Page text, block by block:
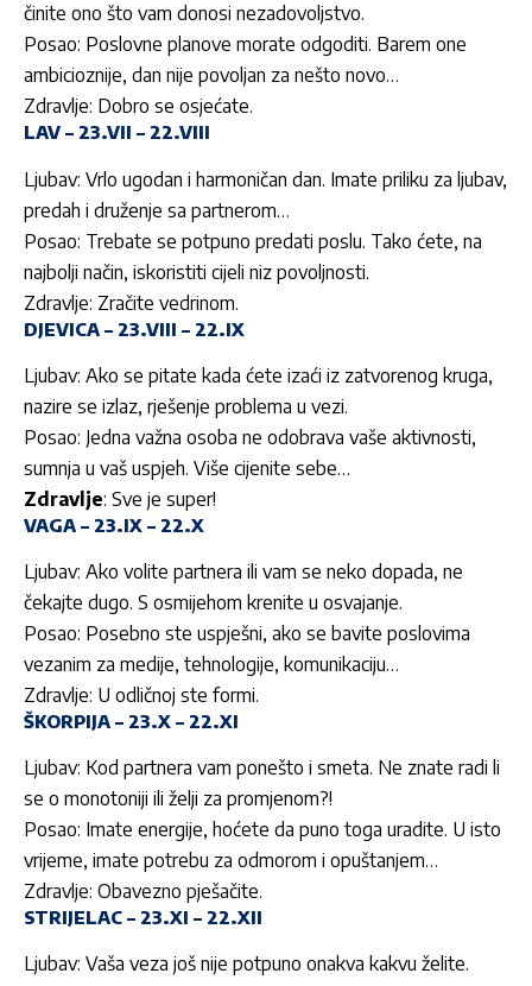
činite ono što vam donosi nezadovoljstvo.
Posao: Poslovne planove morate odgoditi. Barem one
ambicioznije, dan nije povoljan za nešto novo…
Zdravlje: Dobro se osjećate.
LAV – 23.VII – 22.VIII
Ljubav: Vrlo ugodan i harmoničan dan. Imate priliku za ljubav,
predah i druženje sa partnerom…
Posao: Trebate se potpuno predati poslu. Tako ćete, na
najbolji način, iskoristiti cijeli niz povoljnosti.
Zdravlje: Zračite vedrinom.
DJEVICA – 23.VIII – 22.IX
Ljubav: Ako se pitate kada ćete izaći iz zatvorenog kruga,
nazire se izlaz, rješenje problema u vezi.
Posao: Jedna važna osoba ne odobrava vaše aktivnosti,
sumnja u vaš uspjeh. Više cijenite sebe…
Zdravlje: Sve je super!
VAGA – 23.IX – 22.X
Ljubav: Ako volite partnera ili vam se neko dopada, ne
čekajte dugo. S osmijehom krenite u osvajanje.
Posao: Posebno ste uspješni, ako se bavite poslovima
vezanim za medije, tehnologije, komunikaciju…
Zdravlje: U odličnoj ste formi.
ŠKORPIJA – 23.X – 22.XI
Ljubav: Kod partnera vam ponešto i smeta. Ne znate radi li
se o monotoniji ili želji za promjenom?!
Posao: Imate energije, hoćete da puno toga uradite. U isto
vrijeme, imate potrebu za odmorom i opuštanjem…
Zdravlje: Obavezno pješačite.
STRIJELAC – 23.XI – 22.XII
Ljubav: Vaša veza još nije potpuno onakva kakvu želite.